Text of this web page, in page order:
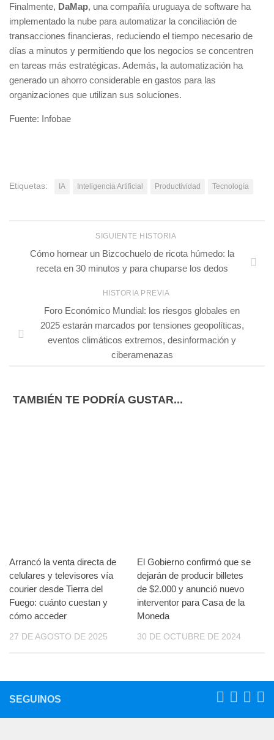
Finalmente, DaMap, una compañía uruguaya de software ha
implementado la nube para automatizar la conciliación de
transacciones financieras, reduciendo el tiempo necesario de
días a minutos y permitiendo que los negocios se concentren
en tareas más estratégicas. Además, la automatización ha
generado un ahorro considerable en gastos para las
organizaciones que utilizan sus soluciones.
Fuente: Infobae
Etiquetas: IA Inteligencia Artificial Productividad Tecnología
SIGUIENTE HISTORIA
Cómo hornear un Bizcochuelo de ricota húmedo: la
receta en 30 minutos y para chuparse los dedos
HISTORIA PREVIA
Foro Económico Mundial: los riesgos globales en
2025 estarán marcados por tensiones geopolíticas,
eventos climáticos extremos, desinformación y
ciberamenazas
TAMBIÉN TE PODRÍA GUSTAR...
Arrancó la venta directa de
celulares y televisores vía
courier desde Tierra del
Fuego: cuánto cuestan y
cómo acceder
27 DE AGOSTO DE 2025
El Gobierno confirmó que se
dejarán de producir billetes
de $2.000 y anunció nuevo
interventor para Casa de la
Moneda
30 DE OCTUBRE DE 2024
SEGUINOS